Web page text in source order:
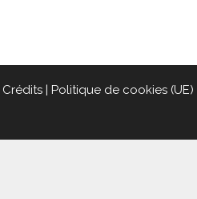
Crédits | Politique de cookies (UE)